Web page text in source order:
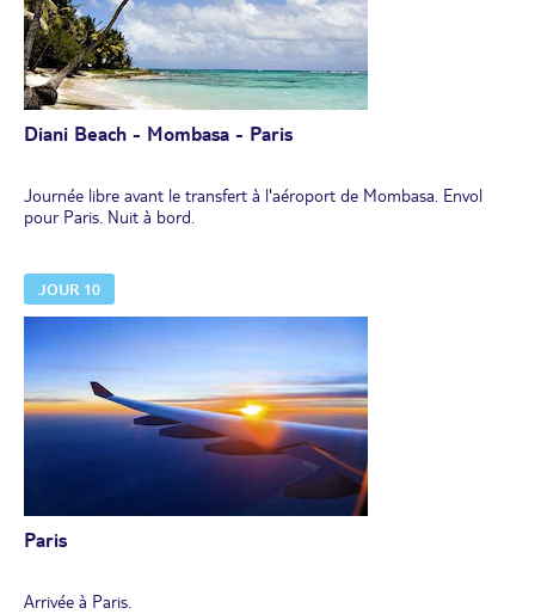
Diani Beach - Mombasa - Paris
Journée libre avant le transfert à l'aéroport de Mombasa. Envol
pour Paris. Nuit à bord.
JOUR 10
Paris
Arrivée à Paris.